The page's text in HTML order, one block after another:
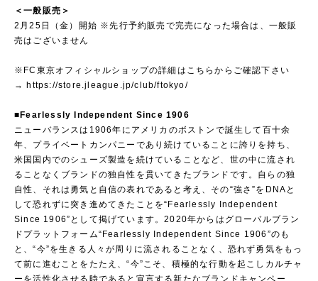
＜一般販売＞
2月25日（金）開始 ※先行予約販売で完売になった場合は、一般販
売はございません
※FC東京オフィシャルショップの詳細はこちらからご確認下さい
→ https://store.jleague.jp/club/ftokyo/
■Fearlessly Independent Since 1906
ニューバランスは1906年にアメリカのボストンで誕生して百十余
年、プライベートカンパニーであり続けていることに誇りを持ち、
米国国内でのシューズ製造を続けていることなど、世の中に流され
ることなくブランドの独自性を貫いてきたブランドです。自らの独
自性、それは勇気と自信の表れであると考え、その“強さ”をDNAと
して恐れずに突き進めてきたことを“Fearlessly Independent
Since 1906”として掲げています。2020年からはグローバルブラン
ドプラットフォーム“Fearlessly Independent Since 1906”のも
と、“今”を生きる人々が周りに流されることなく、恐れず勇気をもっ
て前に進むことをたたえ、“今”こそ、積極的な行動を起こしカルチャ